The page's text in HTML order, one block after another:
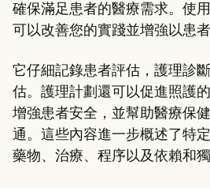
Pricing
Why Carepatron?
Get started
確保滿足患者的醫療需求。使
可以改善您的實踐並增強以患
它仔細記錄患者評估，護理診
估。護理計劃還可以促進照護
增強患者安全，並幫助醫療保
通。這些內容進一步概述了特
藥物、治療、程序以及依賴和